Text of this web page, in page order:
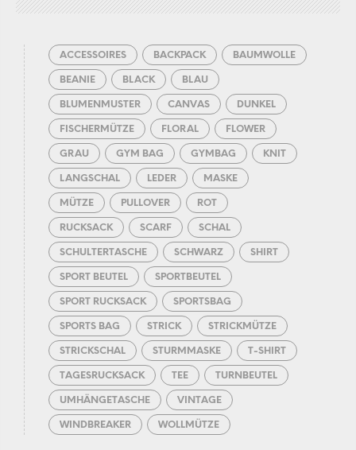
ACCESSOIRES BACKPACK BAUMWOLLE
BEANIE BLACK BLAU
BLUMENMUSTER CANVAS DUNKEL
FISCHERMÜTZE FLORAL FLOWER
GRAU GYM BAG GYMBAG KNIT
LANGSCHAL LEDER MASKE
MÜTZE PULLOVER ROT
RUCKSACK SCARF SCHAL
SCHULTERTASCHE SCHWARZ SHIRT
SPORT BEUTEL SPORTBEUTEL
SPORT RUCKSACK SPORTSBAG
SPORTS BAG STRICK STRICKMÜTZE
STRICKSCHAL STURMMASKE T-SHIRT
TAGESRUCKSACK TEE TURNBEUTEL
UMHÄNGETASCHE VINTAGE
WINDBREAKER WOLLMÜTZE